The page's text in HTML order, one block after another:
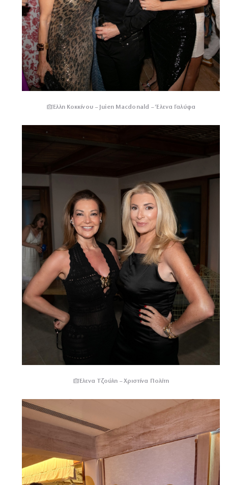
Έλλη Κοκκίνου – Juien Macdonald – ‘Ελενα Γαλύφα
Έλενα Τζούλη – Χριστίνα Πολίτη